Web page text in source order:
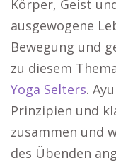
Körper, Geist
ausgewogene
Bewegung und
zu diesem
Yoga Selters.
Prinzipien und
zusammen und
des Übenden